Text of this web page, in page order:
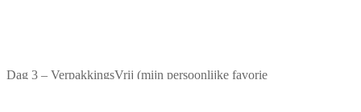
Dag 3 – VerpakkingsVrij (mijn persoonlijke favorie